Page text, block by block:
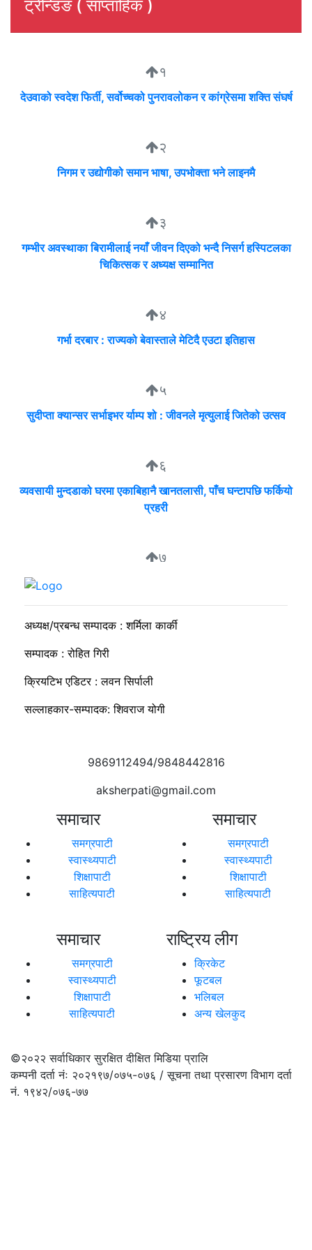
ट्रेन्डिङ ( साप्ताहिक )
१
देउवाको स्वदेश फिर्ती, सर्वोच्चको पुनरावलोकन र कांग्रेसमा शक्ति संघर्ष
२
निगम र उद्योगीको समान भाषा, उपभोक्ता भने लाइनमै
३
गम्भीर अवस्थाका बिरामीलाई नयाँ जीवन दिएको भन्दै निसर्ग हस्पिटलका
चिकित्सक र अध्यक्ष सम्मानित
४
गर्भा दरबार : राज्यको बेवास्ताले मेटिदै एउटा इतिहास
५
सुदीप्ता क्यान्सर सर्भाइभर र्याम्प शो : जीवनले मृत्युलाई जितेको उत्सव
६
व्यवसायी मुन्दडाको घरमा एकाबिहानै खानतलासी, पाँच घन्टापछि फर्कियो
प्रहरी
७
अध्यक्ष/प्रबन्ध सम्पादक : शर्मिला कार्की
सम्पादक : रोहित गिरी
क्रियटिभ एडिटर : लवन सिर्पाली
सल्लाहकार-सम्पादक: शिवराज योगी
9869112494/9848442816
aksherpati@gmail.com
समाचार
समग्रपाटी
स्वास्थ्यपाटी
शिक्षापाटी
साहित्यपाटी
समाचार
समग्रपाटी
स्वास्थ्यपाटी
शिक्षापाटी
साहित्यपाटी
समाचार
समग्रपाटी
स्वास्थ्यपाटी
शिक्षापाटी
साहित्यपाटी
राष्ट्रिय लीग
क्रिकेट
फूटबल
भलिबल
अन्य खेलकुद
©२०२२सर्वाधिकार सुरक्षित दीक्षित मिडिया प्रालि
कम्पनी दर्ता नंः २०२१९७/०७५-०७६ / सूचना तथा प्रसारण विभाग दर्ता
नं. १९४२/०७६-७७